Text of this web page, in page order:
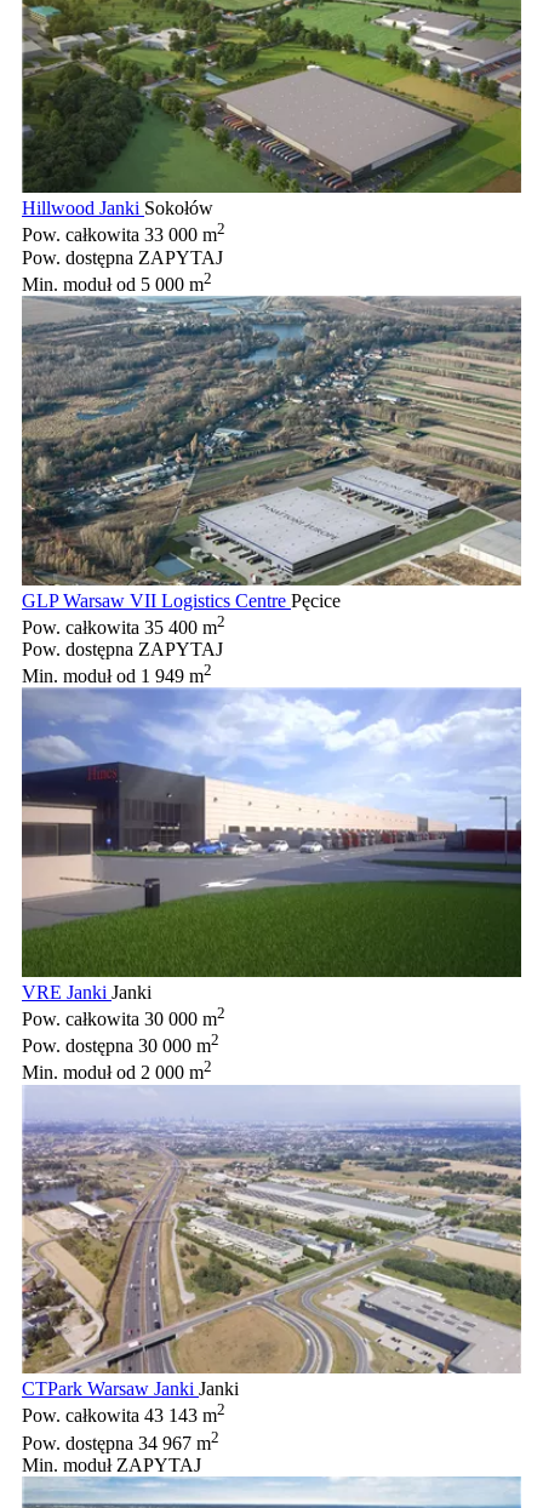
Hillwood Janki Sokołów
Pow. całkowita 33 000 m2
Pow. dostępna ZAPYTAJ
Min. modułod 5 000 m2
GLP Warsaw VII Logistics Centre Pęcice
Pow. całkowita 35 400 m2
Pow. dostępna ZAPYTAJ
Min. modułod 1 949 m2
VRE Janki Janki
Pow. całkowita 30 000 m2
Pow. dostępna 30 000 m2
Min. modułod 2 000 m2
CTPark Warsaw Janki Janki
Pow. całkowita 43 143 m2
Pow. dostępna 34 967 m2
Min. moduł ZAPYTAJ